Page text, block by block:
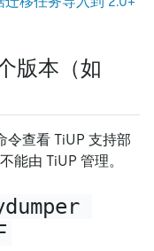
版本（如
令查看 TiUP 支持部
能由 TiUP 管理。